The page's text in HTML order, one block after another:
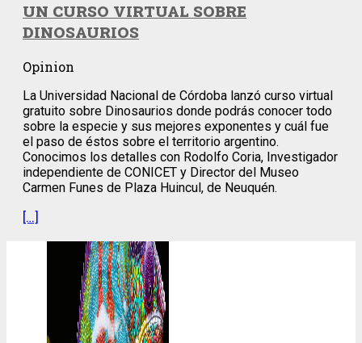
UN CURSO VIRTUAL SOBRE
DINOSAURIOS
Opinion
La Universidad Nacional de Córdoba lanzó curso virtual
gratuito sobre Dinosaurios donde podrás conocer todo
sobre la especie y sus mejores exponentes y cuál fue
el paso de éstos sobre el territorio argentino.
Conocimos los detalles con Rodolfo Coria, Investigador
independiente de CONICET y Director del Museo
Carmen Funes de Plaza Huincul, de Neuquén.
[…]